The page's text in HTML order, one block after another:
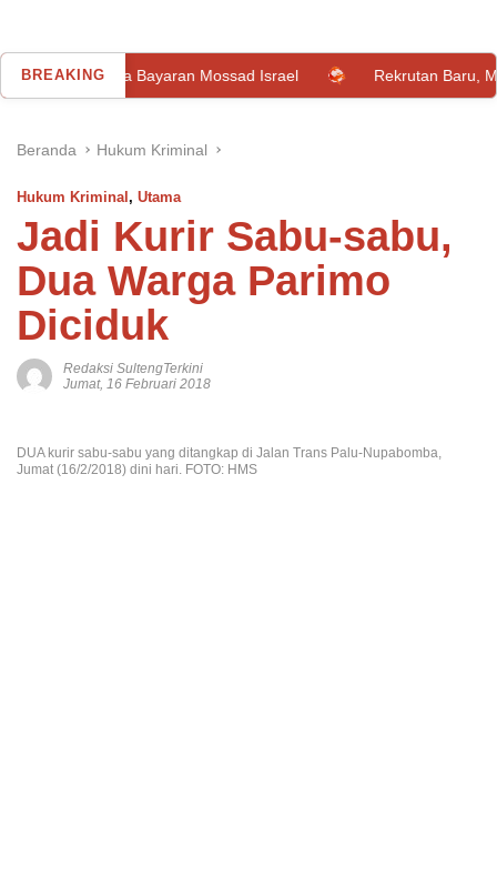
BREAKING
Bayaran Mossad Israel Rekrutan Baru, MU Resmi
Beranda Hukum Kriminal
Hukum Kriminal , Utama
Jadi Kurir Sabu-sabu,
Dua Warga Parimo
Diciduk
Redaksi SultengTerkini
Jumat, 16 Februari 2018
DUA kurir sabu-sabu yang ditangkap di Jalan Trans Palu-Nupabomba,
Jumat (16/2/2018) dini hari. FOTO: HMS